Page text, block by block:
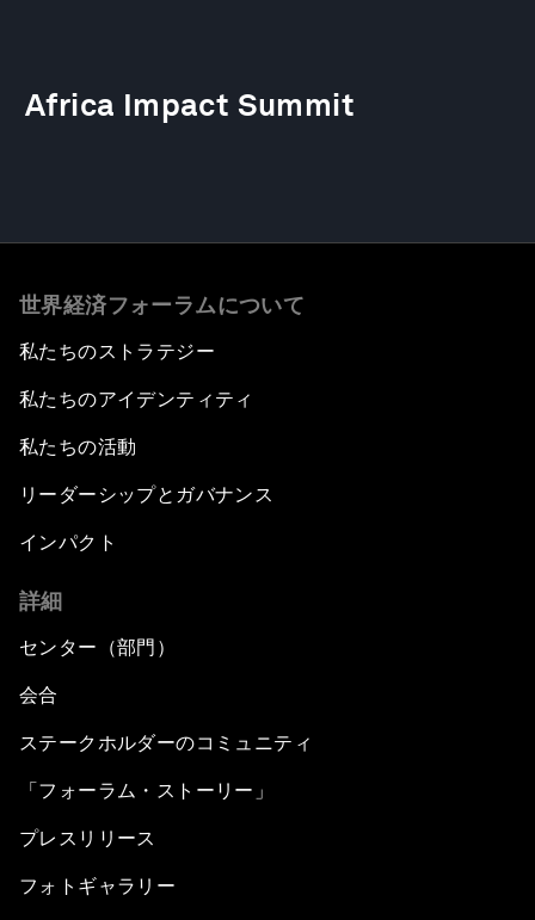
Africa Impact Summit
世界経済フォーラムについて
私たちのストラテジー
私たちのアイデンティティ
私たちの活動
リーダーシップとガバナンス
インパクト
詳細
センター（部門）
会合
ステークホルダーのコミュニティ
「フォーラム・ストーリー」
プレスリリース
フォトギャラリー